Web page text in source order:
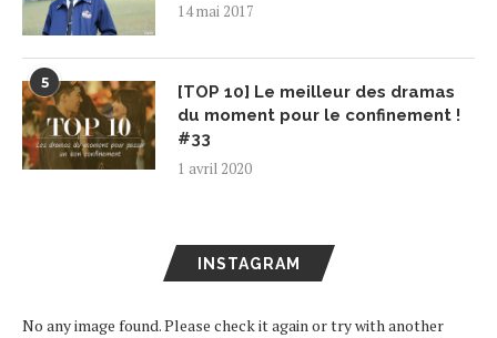
14 mai 2017
5
[TOP 10] Le meilleur des dramas
du moment pour le confinement !
#33
1 avril 2020
INSTAGRAM
No any image found. Please check it again or try with another